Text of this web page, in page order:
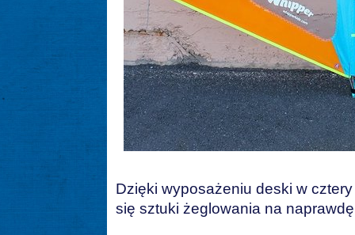
Dzięki wyposażeniu deski w
się sztuki żeglowania na